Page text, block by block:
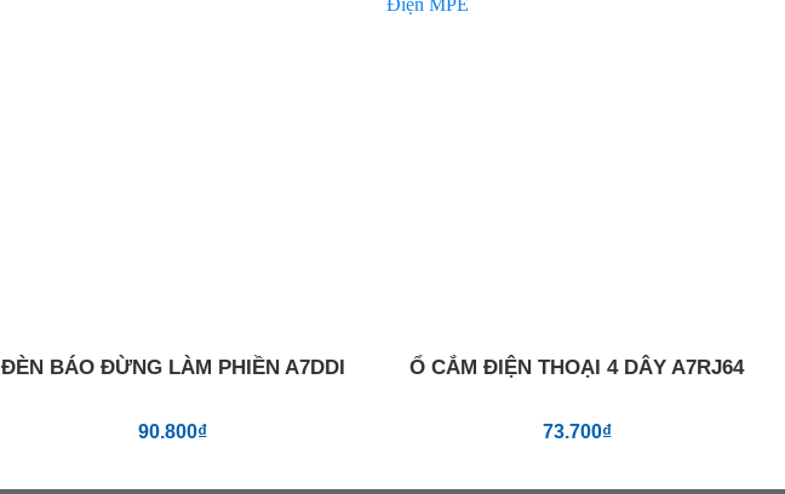
ĐÈN BÁO ĐỪNG LÀM PHIỀN A7DDI
90.800₫
Ổ CẮM ĐIỆN THOẠI 4 DÂY A7RJ64
73.700₫